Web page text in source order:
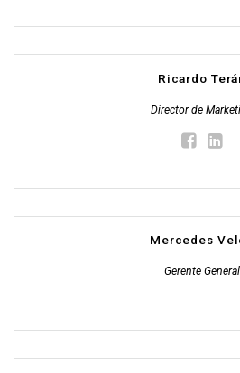
Ricardo
Director de
Mercedes
Gerente General